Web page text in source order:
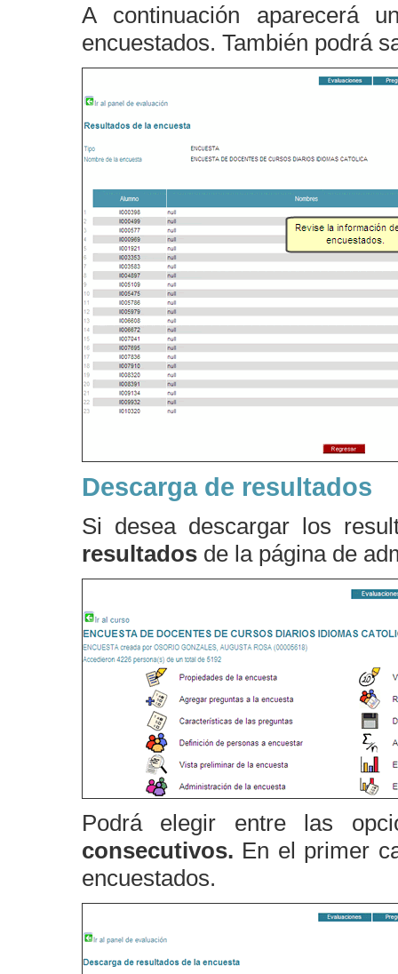
A continuación aparecerá
encuestados. También podrá
Descarga de resultados
Si desea descargar los
resultados de la página de
Podrá elegir entre las
consecutivos. En el primer
encuestados.